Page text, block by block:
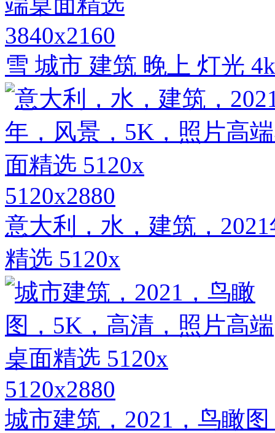
3840x2160
雪 城市 建筑 晚上 灯光
5120x2880
意大利，水，建筑，
精选 5120x
5120x2880
城市建筑，2021，鸟瞰